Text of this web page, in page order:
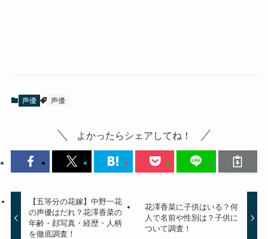
声優 声優
よかったらシェアしてね！
【五等分の花嫁】中野一花
の声優はだれ？花澤香菜の
年齢・顔写真・経歴・人柄
を徹底調査！
花澤香菜に子供はいる？何
人で名前や性別は？子供に
ついて調査！